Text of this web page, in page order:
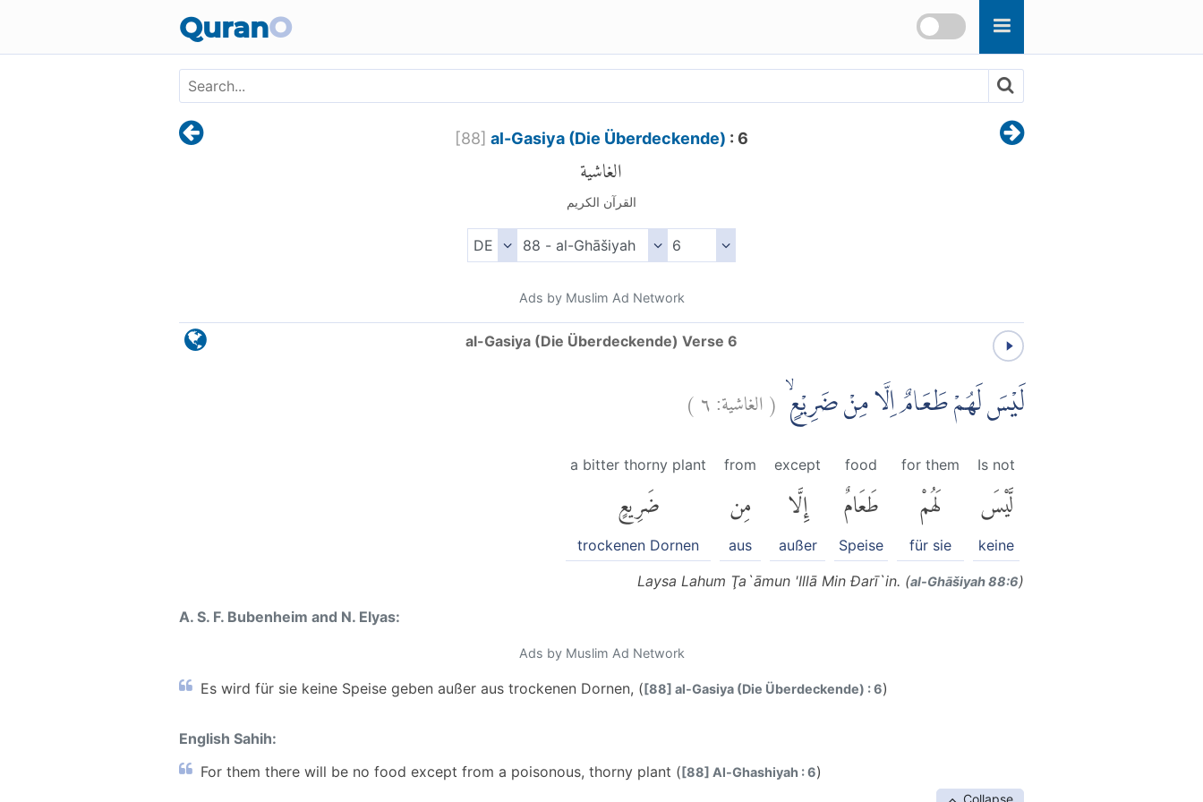
QuranO
[88] al-Gasiya (Die Überdeckende) : 6
الغاشية
القرآن الكريم
Ads by Muslim Ad Network
al-Gasiya (Die Überdeckende) Verse 6
لَيْسَ لَهُمْ طَعَامٌ اِلَّا مِنْ ضَرِيْعٍۙ (الغاشية:٦)
Is not
لَّيْسَ
keine
for them
لَهُمْ
für sie
food
طَعَامٌ
Speise
except
إِلَّا
außer
from
مِن
aus
a bitter thorny plant
ضَرِيعٍ
trockenen Dornen
Laysa Lahum Ţa`āmun 'Illā Min Đarī`in. (al-Ghāšiyah 88:6)
A. S. F. Bubenheim and N. Elyas:
Ads by Muslim Ad Network
Es wird für sie keine Speise geben außer aus trockenen Dornen, ([88] al-Gasiya (Die Überdeckende) : 6)
English Sahih:
For them there will be no food except from a poisonous, thorny plant ([88] Al-Ghashiyah : 6)
Collapse